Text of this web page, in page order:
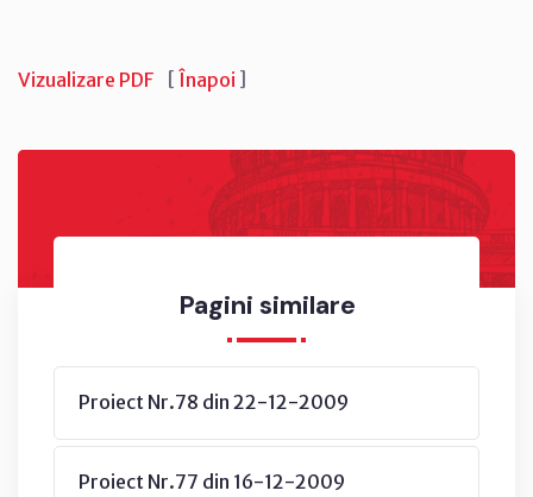
Pagini similare
Proiect Nr.78 din 22-12-2009
Proiect Nr.77 din 16-12-2009
Vizualizare PDF [ Înapoi ]